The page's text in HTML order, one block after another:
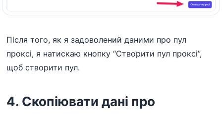
Після того, як я задоволений даними про пул
проксі, я натискаю кнопку “Створити пул проксі”,
щоб створити пул.
4. Скопіювати дані про